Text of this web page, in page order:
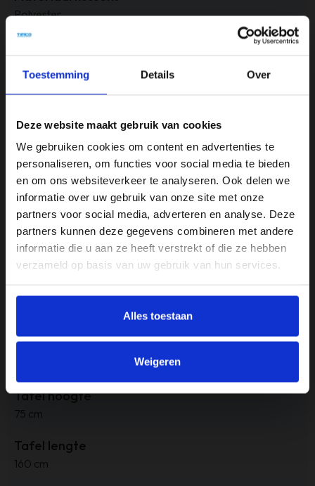
Toestemming Details Over
Deze website maakt gebruik van cookies
We gebruiken cookies om content en advertenties te
personaliseren, om functies voor social media te bieden
en om ons websiteverkeer te analyseren. Ook delen we
informatie over uw gebruik van onze site met onze
partners voor social media, adverteren en analyse. Deze
partners kunnen deze gegevens combineren met andere
informatie die u aan ze heeft verstrekt of die ze hebben
verzameld op basis van uw gebruik van hun services.
Alles toestaan
Weigeren
Polyester
Merk
Montage
Zelf monteren
Product breedte
90 cm
Product diepte
160 cm
Product hoogte
Tafel breedte
Tafel hoogte
75 cm
Tafel lengte
160 cm